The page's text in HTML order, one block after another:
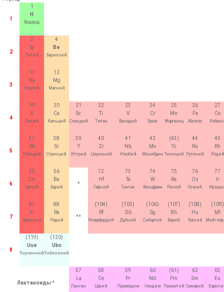
1
1
H
Водород
2
3
Li
Литий
4
Be
Бериллий
3
11
Na
Натрий
12
Mg
Магний
4
19
K
Калий
20
Ca
Кальций
21
Sc
Скандий
22
Ti
Титан
23
V
Ванадий
24
Cr
Хром
25
Mn
Марганец
26
Fe
Железо
27
Co
5
37
Rb
Рубидий
38
Sr
Стронций
39
Y
Иттрий
40
Zr
Цирконий
41
Nb
Ниобий
42
Mo
Молибден
(43)
Tc
Технеций
44
Ru
Рутений
45
Rh
Родий
6
55
Cs
Цезий
56
Ba
Барий
*
72
Hf
Гафний
73
Ta
Тантал
74
W
Вольфрам
75
Re
Рений
76
Os
Осмий
77
Ir
7
87
Fr
Франций
88
Ra
Радий
**
(104)
Rf
Резерфордий
(105)
Db
Дубний
(106)
Sg
Сиборгий
(107)
Bh
Борий
(108)
Hs
Хассий
(109)
Mt
8
(119)
Uue
Унуненний
(120)
Ubn
Унбинилий
Лантаноиды *
57
La
Лантан
58
Ce
Церий
59
Pr
Празеодим
60
Nd
Неодим
(61)
Pm
Прометий
62
Sm
Самарий
63
Eu